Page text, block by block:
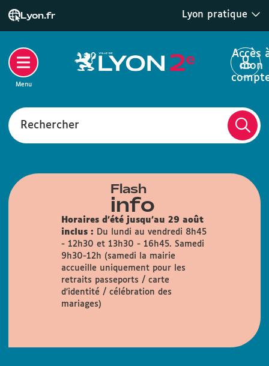
Lyon.fr Lyon pratique
Rechercher
Accès
mon
Menu
Flash
info
Horaires d'été jusqu'au 29 août
inclus :
Du lundi au vendredi 8h45
- 12h30 et 13h30 - 16h45. Samedi
9h30-12h (samedi la mairie
accueille uniquement pour les
retraits passeports / carte
d’identité / célébration des
mariages)